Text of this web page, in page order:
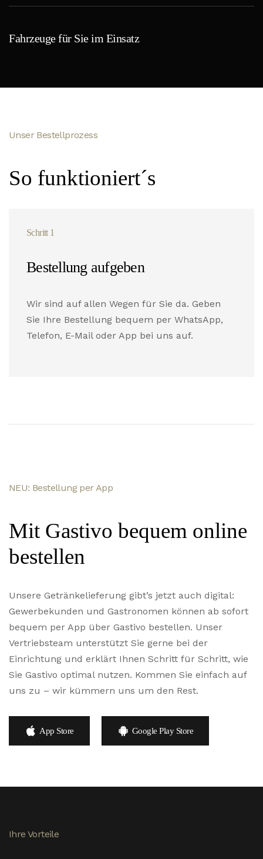
Fahrzeuge für Sie im Einsatz
Unser Bestellprozess
So funktioniert´s
Schritt 1
Bestellung aufgeben
Wir sind auf allen Wegen für Sie da. Geben
Sie Ihre Bestellung bequem per WhatsApp,
Telefon, E-Mail oder App bei uns auf.
NEU: Bestellung per App
Mit Gastivo bequem online
bestellen
Unsere Getränkelieferung gibt’s jetzt auch digital:
Gewerbekunden und Gastronomen können ab sofort
bequem per App über Gastivo bestellen. Unser
Vertriebsteam unterstützt Sie gerne bei der
Einrichtung und erklärt Ihnen Schritt für Schritt, wie
Sie Gastivo optimal nutzen. Kommen Sie einfach auf
uns zu – wir kümmern uns um den Rest.
App Store Google Play Store
Ihre Vorteile